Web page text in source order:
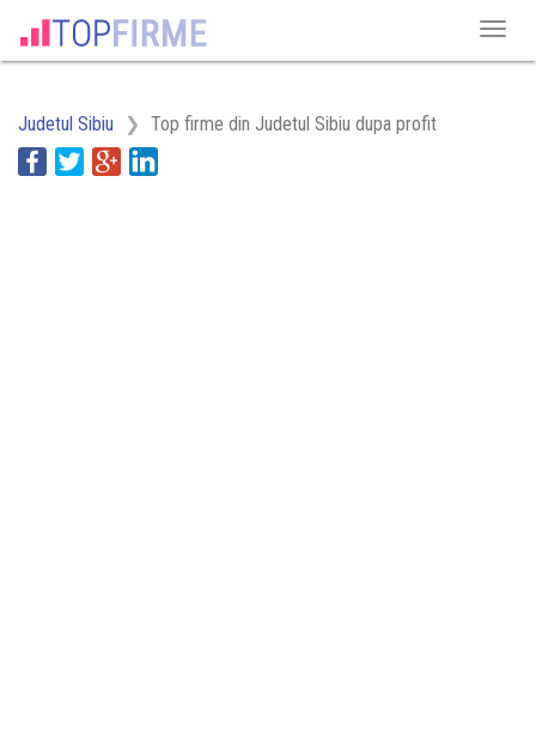
Judetul Sibiu Top firme din Judetul Sibiu dupa profit